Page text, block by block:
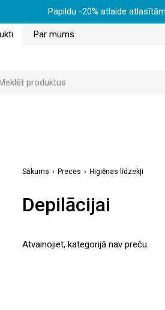
Papildu -20% atlaide
Par mums
Sākums Preces Higiēnas līdzekļi
Depilācijai
Atvainojiet, kategorijā nav preču.